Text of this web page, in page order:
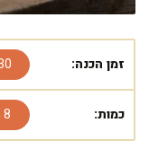
זמן הכנה: 30
כמות: 8 מנות